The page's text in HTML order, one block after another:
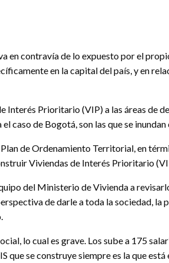
contravía de lo expuesto por el
en la capital del país, y en
Prioritario (VIP) a las áreas de
caso de Bogotá, son las que se
de Ordenamiento Territorial, en
Viviendas de Interés Prioritario
del Ministerio de Vivienda a
de darle a toda la sociedad,
lo cual es grave. Los sube a 175
se construye siempre es la que